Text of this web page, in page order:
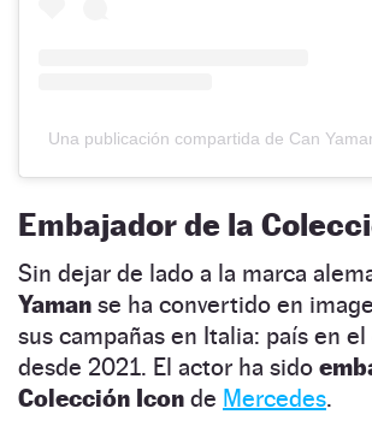
Una publicación compartida de Can
Embajador de la
Sin dejar de lado a la marca
Yaman se ha convertido en
sus campañas en Italia: país en el
desde 2021. El actor ha sido
Colección Icon de Mercedes.